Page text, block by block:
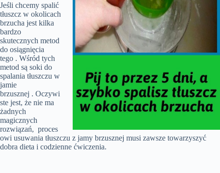
Jeśli chcemy spalić
tłuszcz w okolicach
brzucha jest kilka
bardzo
skutecznych metod
do osiągnięcia
tego . Wśród tych
metod są soki do
spalania tłuszczu w
jamie
brzusznej . Oczywi
ste jest, że nie ma
żadnych
magicznych
rozwiązań, proces
owi usuwania tłuszczu z jamy brzusznej musi zawsze towarzyszyć
dobra dieta i codzienne ćwiczenia.